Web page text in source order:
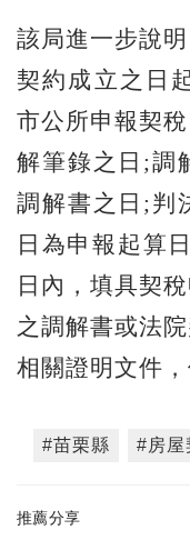
該局進一步說
契約成立之日
市公所申報契
解筆錄之日;調
調解書之日;判
日為申報起算
日內，填具契
之調解書或法
相關證明文件
#苗栗縣 #房屋
推薦分享